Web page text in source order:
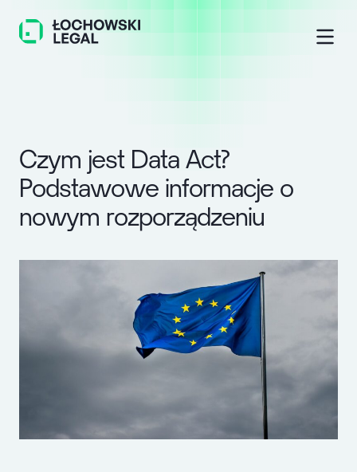
Czym jest Data Act?
Podstawowe informacje o
nowym rozporządzeniu